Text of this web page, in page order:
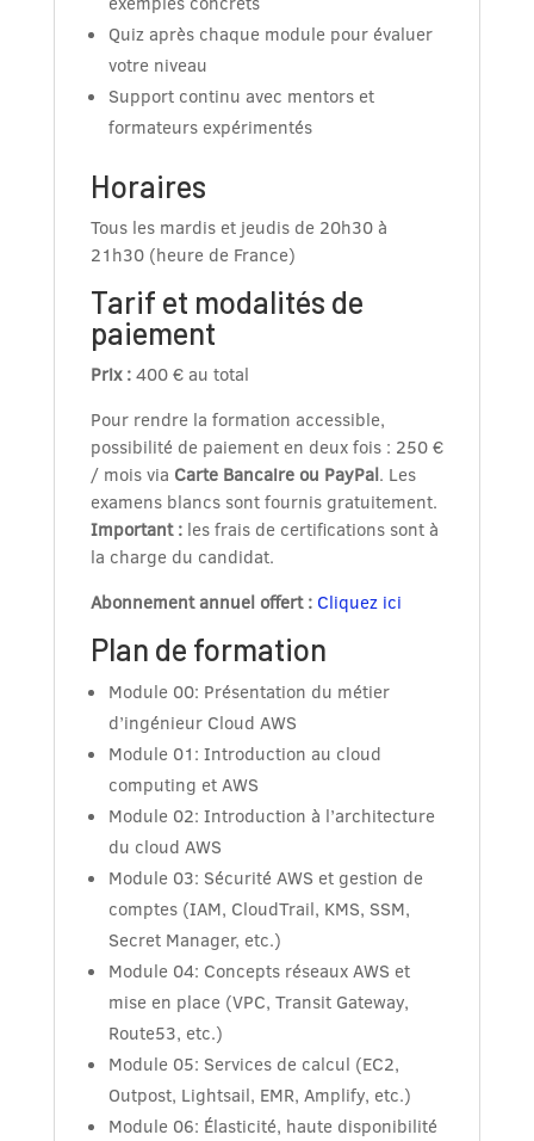
Quiz après chaque module pour évaluer
votre niveau
Support continu avec mentors et
formateurs expérimentés
Horaires
Tous les mardis et jeudis de 20h30 à
21h30 (heure de France)
Tarif et modalités de
paiement
Prix :400 € au total
Pour rendre la formation accessible,
possibilité de paiement en deux fois : 250 €
/ mois via Carte Bancaire ou PayPal. Les
examens blancs sont fournis gratuitement.
Important :les frais de certifications sont à
la charge du candidat.
Abonnement annuel offert : Cliquez ici
Plan de formation
Module 00: Présentation du métier
d’ingénieur Cloud AWS
Module 01: Introduction au cloud
computing et AWS
Module 02: Introduction à l’architecture
du cloud AWS
Module 03: Sécurité AWS et gestion de
comptes (IAM, CloudTrail, KMS, SSM,
Secret Manager, etc.)
Module 04: Concepts réseaux AWS et
mise en place (VPC, Transit Gateway,
Route53, etc.)
Module 05: Services de calcul (EC2,
Outpost, Lightsail, EMR, Amplify, etc.)
Module 06: Élasticité, haute disponibilité